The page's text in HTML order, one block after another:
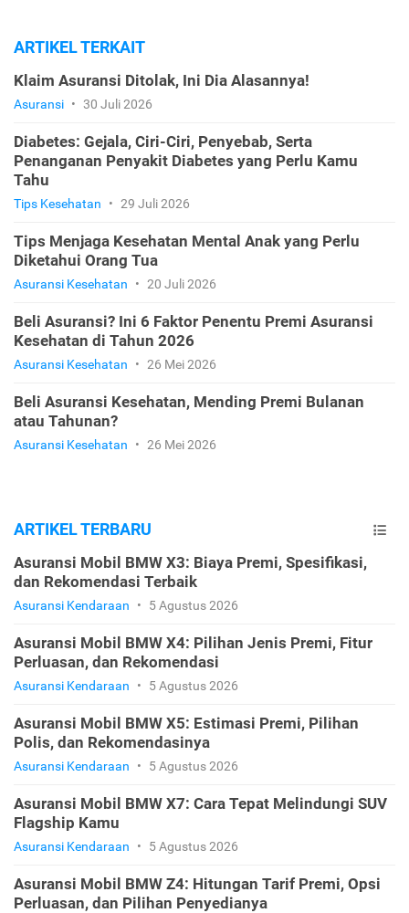
ARTIKEL TERKAIT
Klaim Asuransi Ditolak, Ini Dia Alasannya!
Asuransi • 30 Juli 2026
Diabetes: Gejala, Ciri-Ciri, Penyebab, Serta
Penanganan Penyakit Diabetes yang Perlu Kamu
Tahu
Tips Kesehatan • 29 Juli 2026
Tips Menjaga Kesehatan Mental Anak yang Perlu
Diketahui Orang Tua
Asuransi Kesehatan • 20 Juli 2026
Beli Asuransi? Ini 6 Faktor Penentu Premi Asuransi
Kesehatan di Tahun 2026
Asuransi Kesehatan • 26 Mei 2026
Beli Asuransi Kesehatan, Mending Premi Bulanan
atau Tahunan?
Asuransi Kesehatan • 26 Mei 2026
ARTIKEL TERBARU
Asuransi Mobil BMW X3: Biaya Premi, Spesifikasi,
dan Rekomendasi Terbaik
Asuransi Kendaraan • 5 Agustus 2026
Asuransi Mobil BMW X4: Pilihan Jenis Premi, Fitur
Perluasan, dan Rekomendasi
Asuransi Kendaraan • 5 Agustus 2026
Asuransi Mobil BMW X5: Estimasi Premi, Pilihan
Polis, dan Rekomendasinya
Asuransi Kendaraan • 5 Agustus 2026
Asuransi Mobil BMW X7: Cara Tepat Melindungi SUV
Flagship Kamu
Asuransi Kendaraan • 5 Agustus 2026
Asuransi Mobil BMW Z4: Hitungan Tarif Premi, Opsi
Perluasan, dan Pilihan Penyedianya